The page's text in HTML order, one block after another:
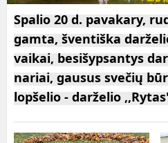
Spalio 20 d. pavakary,
gamta, šventiška
vaikai, besišypsantys
nariai, gausus svečių
lopšelio - darželio